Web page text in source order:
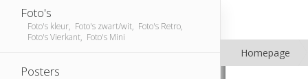
Foto's
Foto's kleur, Foto's zwart/wit, Foto's Retro,
Foto's Vierkant, Foto's Mini
Posters
Homepage